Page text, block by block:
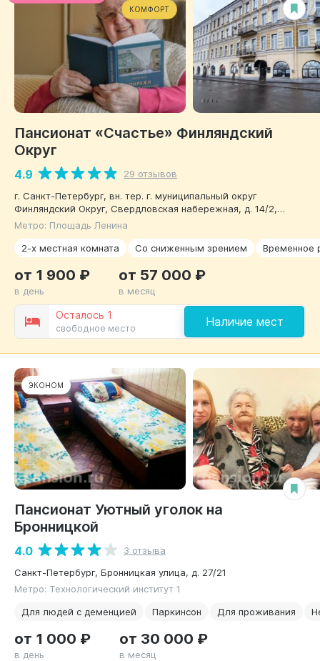
КОМФОРТ
Пансионат «Счастье» Финляндский
Округ
4.9
29 отзывов
г. Санкт-Петербург, вн. тер. г. муниципальный округ
Финляндский Округ, Свердловская набережная, д. 14/2,
литера А, помещение 1-Н, помещ. 24-Н
Метро: Площадь Ленина
2-х местная комната
Со сниженным зрением Временное
Осталось 1
свободное место Наличие мест
от 1 900 ₽
в день
от 57 000 ₽
в месяц
ЭКОНОМ
Пансионат Уютный уголок на
Бронницкой
4.0
3 отзыва
Санкт-Петербург, Бронницкая улица, д. 27/21
Метро: Технологический институт 1
Для людей с деменцией
Паркинсон Для проживания
от 1 000 ₽
в день
от 30 000 ₽
в месяц